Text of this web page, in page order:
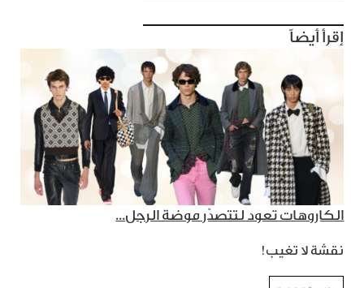
إقرأ أيضاً
الكاروهات تعود لتتصدّر موضة الرجل...
نقشة لا تغيب!